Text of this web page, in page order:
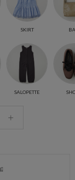
SKIRT
SALOPETTE